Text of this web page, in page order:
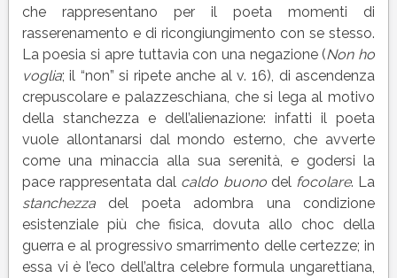
che rappresentano per il poeta momenti di
rasserenamento e di ricongiungimento con se stesso.
La poesia si apre tuttavia con una negazione (Non ho
voglia; il “non” si ripete anche al v. 16), di ascendenza
crepuscolare e palazzeschiana, che si lega al motivo
della stanchezza e dell’alienazione: infatti il poeta
vuole allontanarsi dal mondo esterno, che avverte
come una minaccia alla sua serenità, e godersi la
pace rappresentata dal caldo buonodel focolare. La
stanchezzadel poeta adombra una condizione
esistenziale più che fisica, dovuta allo choc della
guerra e al progressivo smarrimento delle certezze; in
essa vi è l’eco dell’altra celebre formula ungarettiana,